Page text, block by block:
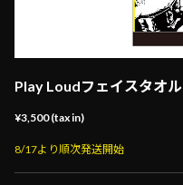
Play Loudフェイスタオル
¥3,500 (tax in)
8/17より順次発送開始